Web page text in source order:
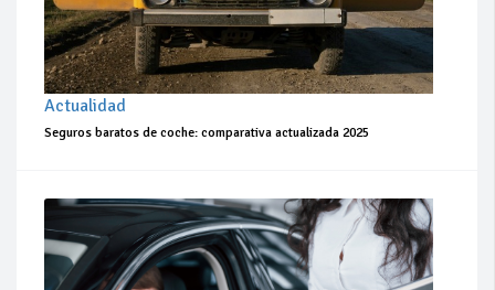
Actualidad
Seguros baratos de coche: comparativa actualizada 2025